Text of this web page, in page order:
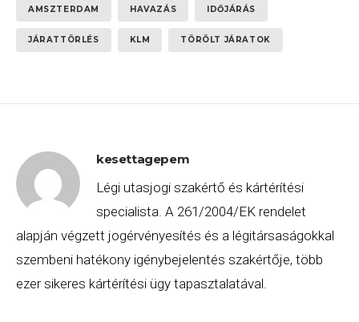
AMSZTERDAM HAVAZÁS IDŐJÁRÁS
JÁRATTÖRLÉS KLM TÖRÖLT JÁRATOK
kesettagepem
Légi utasjogi szakértő és kártérítési
specialista. A 261/2004/EK rendelet
alapján végzett jogérvényesítés és a légitársaságokkal
szembeni hatékony igénybejelentés szakértője, több
ezer sikeres kártérítési ügy tapasztalatával.